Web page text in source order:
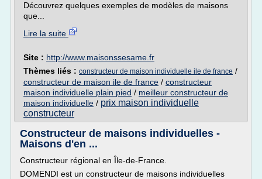
Découvrez quelques exemples de modèles de maisons
que...
Lire la suite
Site : http://www.maisonssesame.fr
Thèmes liés : constructeur de maison individuelle ile de france /
constructeur de maison ile de france / constructeur
maison individuelle plain pied / meilleur constructeur de
maison individuelle / prix maison individuelle
constructeur
Constructeur de maisons individuelles -
Maisons d'en ...
Constructeur régional en Île-de-France.
DOMENDI est un constructeur de maisons individuelles